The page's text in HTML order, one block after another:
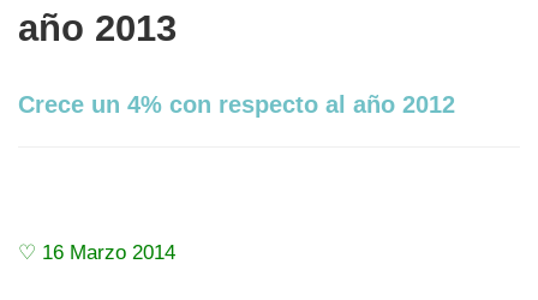
año 2013
Crece un 4% con respecto al año 2012
♡ 16 Marzo 2014